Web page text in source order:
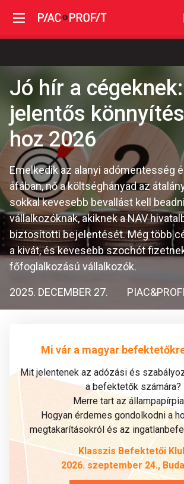
Jó hír a cégeknek:
jelentős
hoz 2026
Emelkedik az alanyi adómentesség
áfában, nő a költséghányad az
sokkal kevesebb bevallást kell
vállalkozóknak, akiknek a NAV
biztosítotti bejelentését. Még több
a kivát, és kevesebb szochót
főfoglalkozású vállalkozók.
2025. DECEMBER 27.
Mi vár a magyar
Mit jelentenek az adózási és
a befektetők számára?
Merre tart az
Hogyan érdemes gondolkodni a
megtakarításokról és az
Klasszis Befektetői
2026. szeptember 24.,